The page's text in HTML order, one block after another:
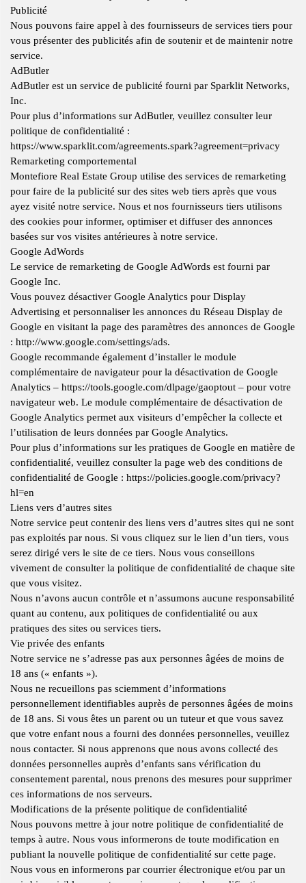
Publicité
Nous pouvons faire appel à des fournisseurs de services tiers pour
vous présenter des publicités afin de soutenir et de maintenir notre
service.
AdButler
AdButler est un service de publicité fourni par Sparklit Networks,
Inc.
Pour plus d’informations sur AdButler, veuillez consulter leur
politique de confidentialité :
https://www.sparklit.com/agreements.spark?agreement=privacy
Remarketing comportemental
Montefiore Real Estate Group utilise des services de remarketing
pour faire de la publicité sur des sites web tiers après que vous
ayez visité notre service. Nous et nos fournisseurs tiers utilisons
des cookies pour informer, optimiser et diffuser des annonces
basées sur vos visites antérieures à notre service.
Google AdWords
Le service de remarketing de Google AdWords est fourni par
Google Inc.
Vous pouvez désactiver Google Analytics pour Display
Advertising et personnaliser les annonces du Réseau Display de
Google en visitant la page des paramètres des annonces de Google
: http://www.google.com/settings/ads.
Google recommande également d’installer le module
complémentaire de navigateur pour la désactivation de Google
Analytics – https://tools.google.com/dlpage/gaoptout – pour votre
navigateur web. Le module complémentaire de désactivation de
Google Analytics permet aux visiteurs d’empêcher la collecte et
l’utilisation de leurs données par Google Analytics.
Pour plus d’informations sur les pratiques de Google en matière de
confidentialité, veuillez consulter la page web des conditions de
confidentialité de Google : https://policies.google.com/privacy?
hl=en
Liens vers d’autres sites
Notre service peut contenir des liens vers d’autres sites qui ne sont
pas exploités par nous. Si vous cliquez sur le lien d’un tiers, vous
serez dirigé vers le site de ce tiers. Nous vous conseillons
vivement de consulter la politique de confidentialité de chaque site
que vous visitez.
Nous n’avons aucun contrôle et n’assumons aucune responsabilité
quant au contenu, aux politiques de confidentialité ou aux
pratiques des sites ou services tiers.
Vie privée des enfants
Notre service ne s’adresse pas aux personnes âgées de moins de
18 ans (« enfants »).
Nous ne recueillons pas sciemment d’informations
personnellement identifiables auprès de personnes âgées de moins
de 18 ans. Si vous êtes un parent ou un tuteur et que vous savez
que votre enfant nous a fourni des données personnelles, veuillez
nous contacter. Si nous apprenons que nous avons collecté des
données personnelles auprès d’enfants sans vérification du
consentement parental, nous prenons des mesures pour supprimer
ces informations de nos serveurs.
Modifications de la présente politique de confidentialité
Nous pouvons mettre à jour notre politique de confidentialité de
temps à autre. Nous vous informerons de toute modification en
publiant la nouvelle politique de confidentialité sur cette page.
Nous vous en informerons par courrier électronique et/ou par un